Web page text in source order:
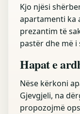
Kjo njësi
apartamenti ka
prezantim të
pastër dhe më i
Hapat e
Nëse kërkoni
Gjevgjeli, na
propozojmë